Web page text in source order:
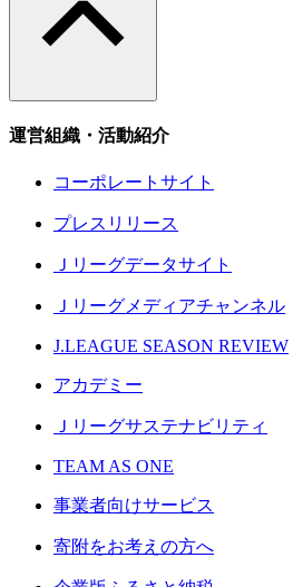
運営組織・活動紹介
コーポレートサイト
プレスリリース
Ｊリーグデータサイト
Ｊリーグメディアチャンネル
J.LEAGUE SEASON REVIEW
アカデミー
Ｊリーグサステナビリティ
TEAM AS ONE
事業者向けサービス
寄附をお考えの方へ